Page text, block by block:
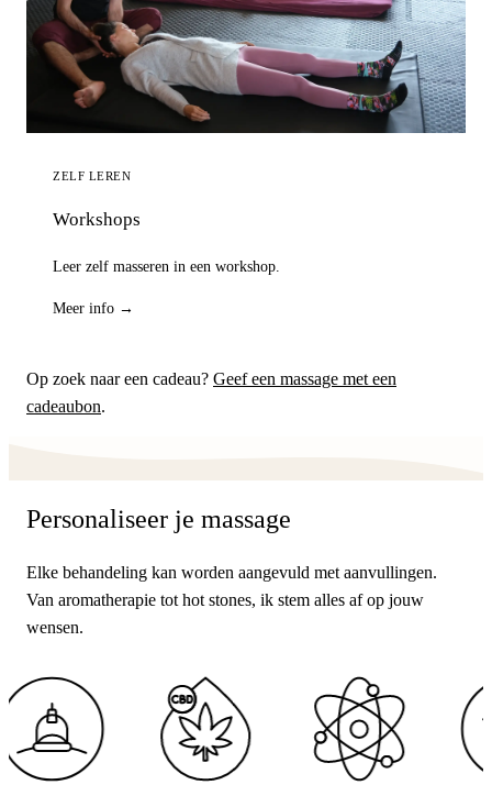
ZELF LEREN
Workshops
Leer zelf masseren in een workshop.
Meer info →
Op zoek naar een cadeau? Geef een massage met een
cadeaubon.
Personaliseer je massage
Elke behandeling kan worden aangevuld met aanvullingen.
Van aromatherapie tot hot stones, ik stem alles af op jouw
wensen.